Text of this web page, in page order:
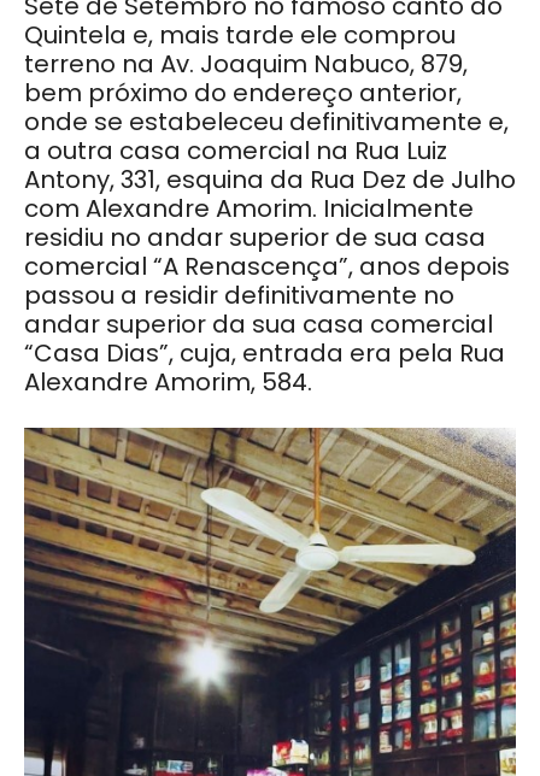
Quintela e, mais tarde ele comprou
terreno na Av. Joaquim Nabuco, 879,
bem próximo do endereço anterior,
onde se estabeleceu definitivamente e,
a outra casa comercial na Rua Luiz
Antony, 331, esquina da Rua Dez de Julho
com Alexandre Amorim. Inicialmente
residiu no andar superior de sua casa
comercial “A Renascença”, anos depois
passou a residir definitivamente no
andar superior da sua casa comercial
“Casa Dias”, cuja, entrada era pela Rua
Alexandre Amorim, 584.